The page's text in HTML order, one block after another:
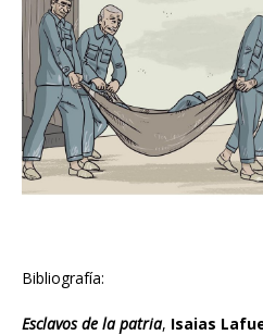
Bibliografía:
Esclavos de la patria, Isaias